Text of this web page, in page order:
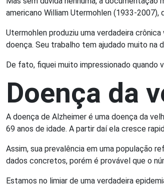
americano William Utermohlen (1933-
Utermohlen produziu uma verdadeira
doença. Seu trabalho tem ajudado muito na
De fato, fiquei muito impressionado quando
Doença da
A doença de Alzheimer é uma doença da
69 anos de idade. A partir daí ela cresce
Assim, sua prevalência em uma população
dados concretos, porém é provável que o
Estamos no limiar de uma verdadeira